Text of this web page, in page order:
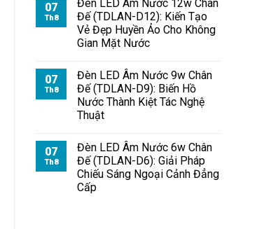
07
Th8
Đèn LED Âm Nước 12w Chân
Đế (TDLAN-D12): Kiến Tạo
Vẻ Đẹp Huyền Ảo Cho Không
Gian Mặt Nước
07
Th8
Đèn LED Âm Nước 9w Chân
Đế (TDLAN-D9): Biến Hồ
Nước Thành Kiệt Tác Nghệ
Thuật
07
Th8
Đèn LED Âm Nước 6w Chân
Đế (TDLAN-D6): Giải Pháp
Chiếu Sáng Ngoại Cảnh Đẳng
Cấp